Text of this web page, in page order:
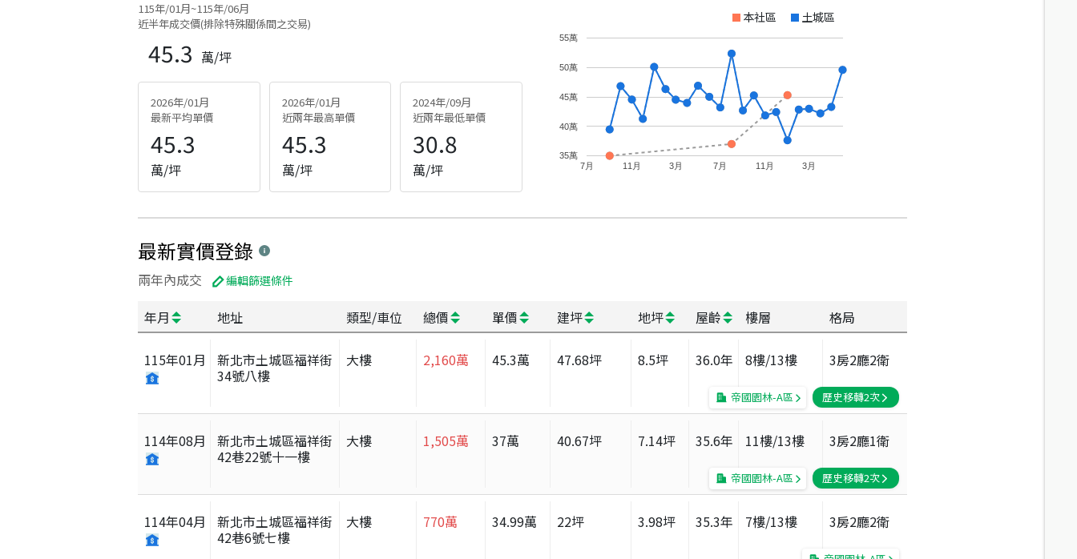
115年/01月~115年/06月
近半年成交價(排除特殊關係間之交易)
45.3 萬/坪
2026年/01月
最新平均單價
45.3
萬/坪
2026年/01月
近兩年最高單價
45.3
萬/坪
2024年/09月
近兩年最低單價
30.8
萬/坪
本社區 土城區
7月 11月 3月 7月 11月 3月
35萬
40萬
45萬
50萬
55萬
最新實價登錄
兩年內成交 編輯篩選條件
年月 地址 類型/車位 總價 單價 建坪 地坪 屋齡 樓層 格局
115年01月
新北市土城區福祥街
34號八樓
大樓 2,160萬 45.3萬 47.68坪 8.5坪 36.0年 8樓/13樓 3房2廳2衛
帝國園林-A區 歷史移轉2次
114年08月
新北市土城區福祥街
42巷22號十一樓
大樓 1,505萬 37萬 40.67坪 7.14坪 35.6年 11樓/13樓 3房2廳1衛
帝國園林-A區 歷史移轉2次
114年04月
新北市土城區福祥街
42巷6號七樓
大樓 770萬 34.99萬 22坪 3.98坪 35.3年 7樓/13樓 3房2廳2衛